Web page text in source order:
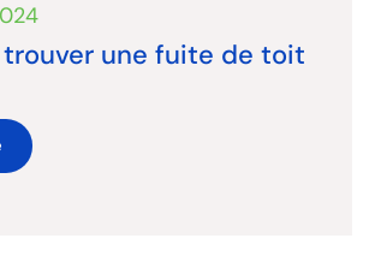
une fuite de toit